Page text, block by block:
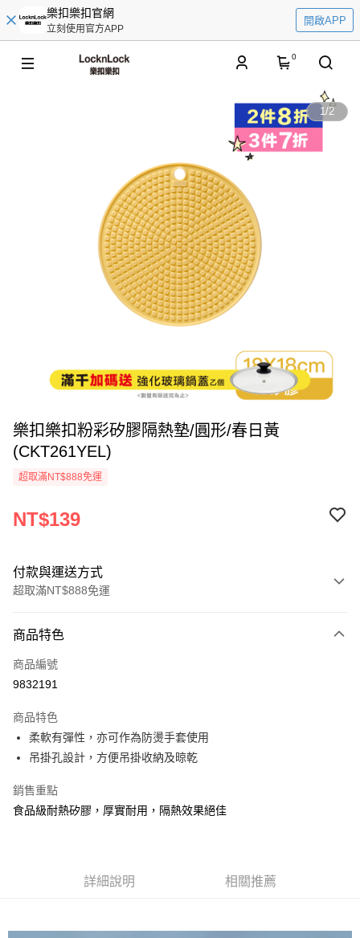
樂扣樂扣官網
立刻使用官方APP
開啟APP
0
1/2
樂扣樂扣粉彩矽膠隔熱墊/圓形/春日黃
(CKT261YEL)
超取滿NT$888免運
NT$139
付款與運送方式
超取滿NT$888免運
信用卡一次付款
LINE Pay
街口支付
悠遊付
大哥付你分期
相關說明
流程，驗證手機門號後，選擇欲分期的期數、繳款截止日，確認付款後即完
消。如遇「轉專審核」未通過狀況，表示未達大哥付你分期系統評分，恕無
每筆NT$80，滿NT$888(含以上)免運費
商品特色
商品編號
9832191
商品特色
柔軟有彈性，亦可作為防燙手套使用
吊掛孔設計，方便吊掛收納及晾乾
銷售重點
食品級耐熱矽膠，厚實耐用，隔熱效果絕佳
詳細說明 相關推薦